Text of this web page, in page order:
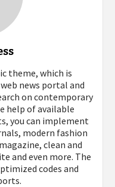
theme, which is
news portal and
on contemporary
help of available
you can implement
modern fashion
clean and
and even more. The
codes and